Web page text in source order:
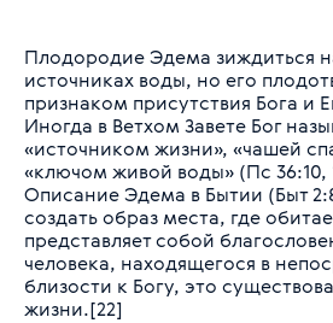
Плодородие Эдема зиждиться
источниках воды, но его
признаком присутствия Бога и
Иногда в Ветхом Завете Бог
«источником жизни», «чашей
«ключом живой воды» (Пс 36:10,
Описание Эдема в Бытии (Быт
создать образ места, где
представляет собой
человека, находящегося в
близости к Богу, это
жизни.[22]